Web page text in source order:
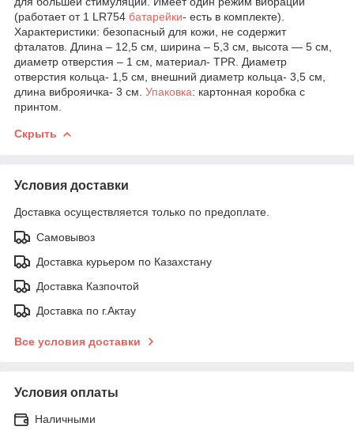
(работает от 1 LR754 батарейки- есть в комплекте).
Характеристики: безопасный для кожи, не содержит
фталатов. Длина – 12,5 см, ширина – 5,3 см, высота — 5 см,
диаметр отверстия – 1 см, материал- TPR. Диаметр
отверстия кольца- 1,5 см, внешний диаметр кольца- 3,5 см,
длина виброяичка- 3 см. Упаковка: картонная коробка с
принтом.
Скрыть
Условия доставки
Доставка осуществляется только по предоплате.
Самовывоз
Доставка курьером по Казахстану
Доставка Казпочтой
Доставка по г.Актау
Все условия доставки
Условия оплаты
Наличными